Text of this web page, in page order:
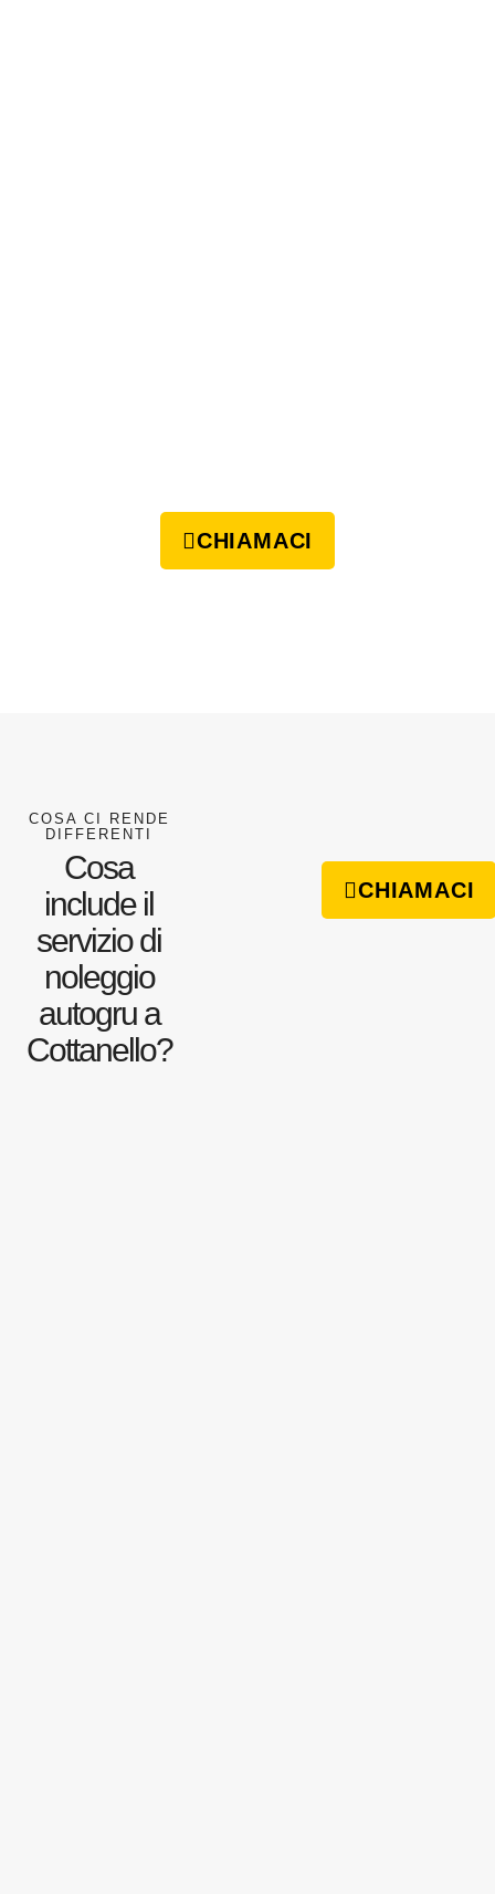
CHIAMACI
COSA CI RENDE
DIFFERENTI
Cosa
include il
servizio di
noleggio
autogru a
Cottanello?
CHIAMACI